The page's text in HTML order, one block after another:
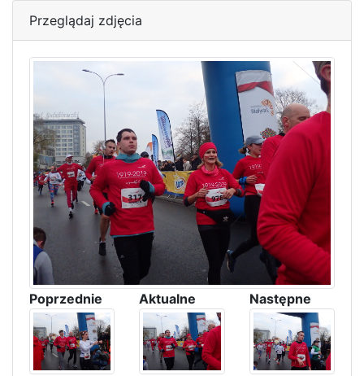
Przeglądaj zdjęcia
Poprzednie Aktualne Następne